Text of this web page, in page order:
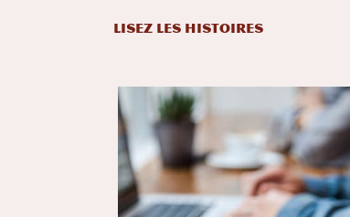
LISEZ LES HISTOIRES